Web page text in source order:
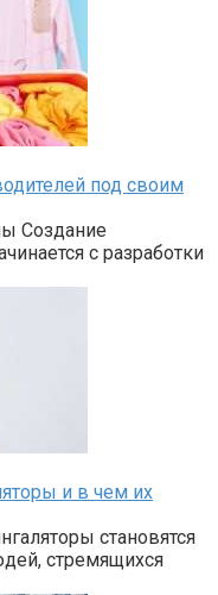
под своим
Создание
с разработки
и в чем их
становятся
стремящихся